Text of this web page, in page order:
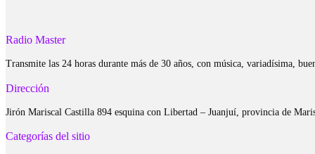
Radio Master
Transmite las 24 horas durante más de 30 años, con música, variadísima,
Dirección
Jirón Mariscal Castilla 894 esquina con Libertad – Juanjuí, provincia de
Categorías del sitio